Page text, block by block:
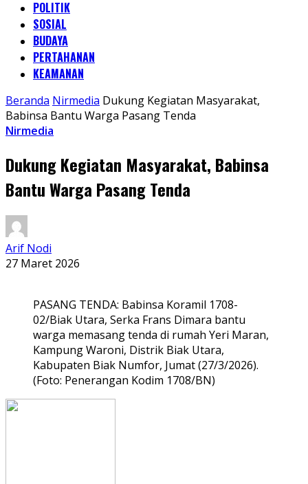
POLITIK
SOSIAL
BUDAYA
PERTAHANAN
KEAMANAN
Beranda Nirmedia Dukung Kegiatan Masyarakat,
Babinsa Bantu Warga Pasang Tenda
Nirmedia
Dukung Kegiatan Masyarakat, Babinsa
Bantu Warga Pasang Tenda
Arif Nodi
27 Maret 2026
PASANG TENDA: Babinsa Koramil 1708-
02/Biak Utara, Serka Frans Dimara bantu
warga memasang tenda di rumah Yeri Maran,
Kampung Waroni, Distrik Biak Utara,
Kabupaten Biak Numfor, Jumat (27/3/2026).
(Foto: Penerangan Kodim 1708/BN)